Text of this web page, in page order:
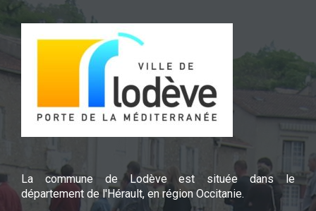
La commune de Lodève est située dans le
département de l'Hérault, en région Occitanie.